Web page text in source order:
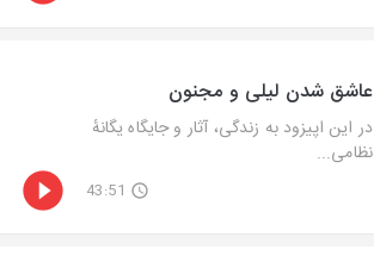
عاشق شدن لیلی و مجنون
در این اپیزود به زندگی، آثار و جایگاه یگانهٔ
نظامی...
43:51